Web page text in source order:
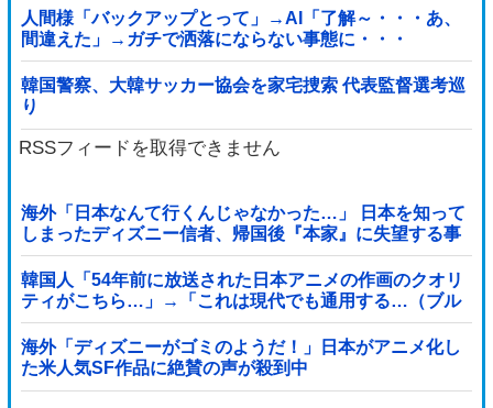
人間様「バックアップとって」→AI「了解～・・・あ、
間違えた」→ガチで洒落にならない事態に・・・
韓国警察、大韓サッカー協会を家宅捜索 代表監督選考巡
り
RSSフィードを取得できません
海外「日本なんて行くんじゃなかった…」 日本を知って
しまったディズニー信者、帰国後『本家』に失望する事
態に
韓国人「54年前に放送された日本アニメの作画のクオリ
ティがこちら…」→「これは現代でも通用する…（ブル
ブル」＝韓国の反応
海外「ディズニーがゴミのようだ！」日本がアニメ化し
た米人気SF作品に絶賛の声が殺到中